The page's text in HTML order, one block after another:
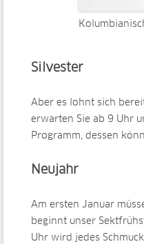
Silvester
Aber es lohnt sich
erwarten Sie ab 9 Uhr
Programm, dessen
Neujahr
Am ersten Januar
beginnt unser
Uhr wird jedes